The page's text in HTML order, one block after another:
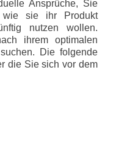
Ansprüche, Sie
sie ihr Produkt
nutzen wollen.
ihrem optimalen
Die folgende
die Sie sich vor dem